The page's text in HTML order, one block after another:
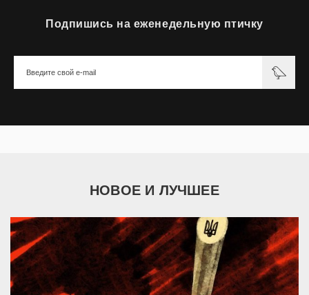
Подпишись на еженедельную птичку
НОВОЕ И ЛУЧШЕЕ